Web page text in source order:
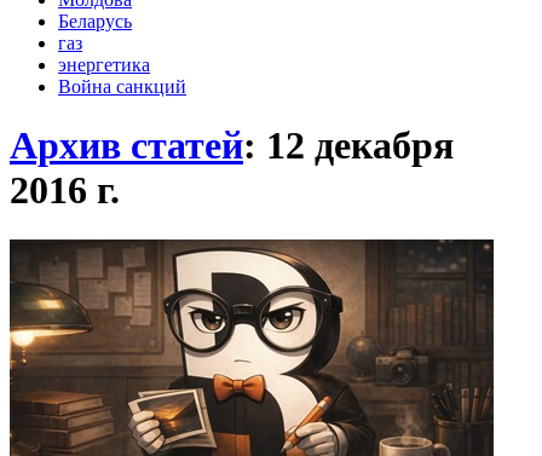
Беларусь
газ
энергетика
Война санкций
Архив статей: 12 декабря
2016 г.